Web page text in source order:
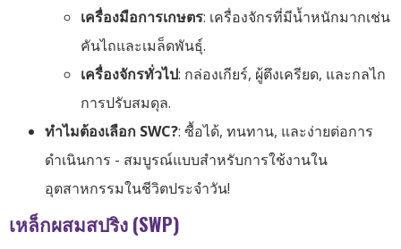
เครื่องมือการเกษตร: เครื่องจักรที่มีน้ำหนักมากเช่น
คันไถและเมล็ดพันธุ์.
เครื่องจักรทั่วไป: กล่องเกียร์, ผู้ตึงเครียด, และกลไก
การปรับสมดุล.
ทำไมต้องเลือก SWC?: ซื้อได้, ทนทาน, และง่ายต่อการ
ดำเนินการ - สมบูรณ์แบบสำหรับการใช้งานใน
อุตสาหกรรมในชีวิตประจำวัน!
เหล็กผสมสปริง (SWP)